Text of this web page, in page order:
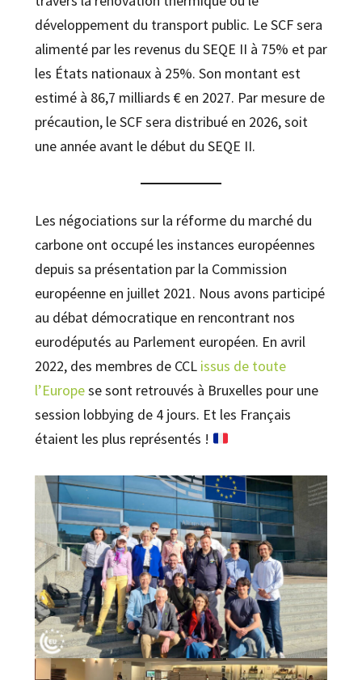
développement du transport public. Le SCF sera
alimenté par les revenus du SEQE II à 75% et par
les États nationaux à 25%. Son montant est
estimé à 86,7 milliards € en 2027. Par mesure de
précaution, le SCF sera distribué en 2026, soit
une année avant le début du SEQE II.
Les négociations sur la réforme du marché du
carbone ont occupé les instances européennes
depuis sa présentation par la Commission
européenne en juillet 2021. Nous avons participé
au débat démocratique en rencontrant nos
eurodéputés au Parlement européen. En avril
2022, des membres de CCL issus de toute
l’Europese sont retrouvés à Bruxelles pour une
session lobbying de 4 jours. Et les Français
étaient les plus représentés !